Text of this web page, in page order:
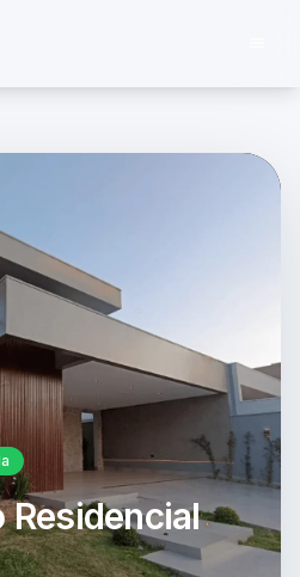
Residencial